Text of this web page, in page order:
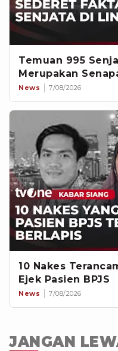
Temuan 995
Merupakan
News 7/08/2026
10 Nakes
Ejek Pasien BPJS
News 7/08/2026
JANGAN